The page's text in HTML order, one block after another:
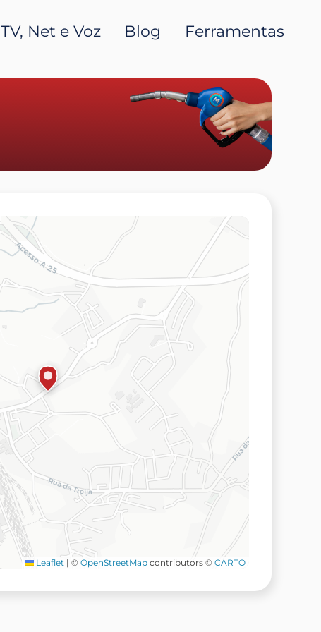
TV, Net e Voz Blog Ferramentas
Leaflet | © OpenStreetMap contributors © CARTO